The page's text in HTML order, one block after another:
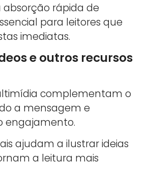
absorção rápida de
para leitores que
imediatas.
e outros recursos
complementam o
a mensagem e
engajamento.
ajudam a ilustrar ideias
a leitura mais